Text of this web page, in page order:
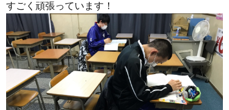
すごく頑張っています！